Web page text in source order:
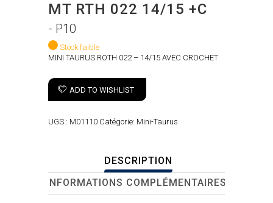
MT RTH 022 14/15 +C
- P10
Stock faible
MINI TAURUS ROTH 022 – 14/15 AVEC CROCHET
ADD TO WISHLIST
UGS : M01110 Catégorie: Mini-Taurus
DESCRIPTION
INFORMATIONS COMPLÉMENTAIRES